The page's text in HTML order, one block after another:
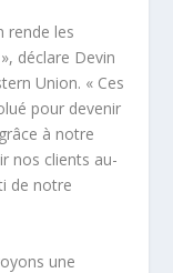
rende les
déclare Devin
Union. « Ces
pour devenir
à notre
nos clients au-
de notre
une